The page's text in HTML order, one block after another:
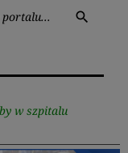
search
w szpitalu